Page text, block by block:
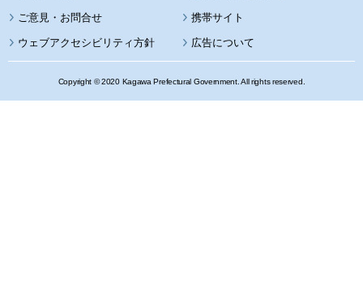
携帯サイト
ウェブアクセシビリティ方針 広告について
Copyright © 2020 Kagawa Prefectural Government. All rights reserved.